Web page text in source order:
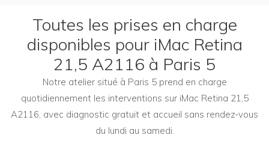
Toutes les prises en charge
disponibles pour iMac Retina
21,5 A2116 à Paris 5
Notre atelier situé à Paris 5 prend en charge
quotidiennement les interventions sur iMac Retina 21,5
A2116, avec diagnostic gratuit et accueil sans rendez-vous
du lundi au samedi.